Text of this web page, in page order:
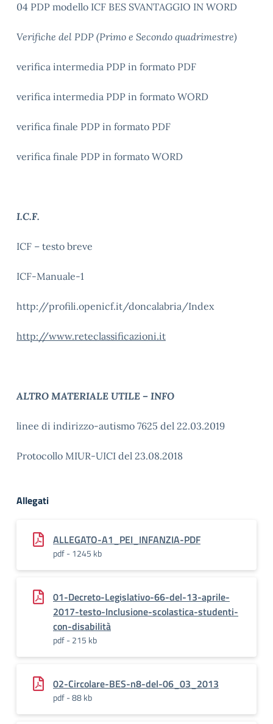
04 PDP modello ICF BES SVANTAGGIO IN WORD
Verifiche del PDP (Primo e Secondo quadrimestre)
verifica intermedia PDP in formato PDF
verifica intermedia PDP in formato WORD
verifica finale PDP in formato PDF
verifica finale PDP in formato WORD
I.C.F.
ICF – testo breve
ICF-Manuale-1
http://profili.openicf.it/doncalabria/Index
http://www.reteclassificazioni.it
ALTRO MATERIALE UTILE – INFO
linee di indirizzo-autismo 7625 del 22.03.2019
Protocollo MIUR-UICI del 23.08.2018
Allegati
ALLEGATO-A1_PEI_INFANZIA-PDF
pdf - 1245 kb
01-Decreto-Legislativo-66-del-13-aprile-
2017-testo-Inclusione-scolastica-studenti-
con-disabilità
pdf - 215 kb
02-Circolare-BES-n8-del-06_03_2013
pdf - 88 kb